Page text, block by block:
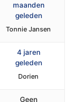
maanden
geleden
Tonnie Jansen
4 jaren
geleden
Dorien
Geen